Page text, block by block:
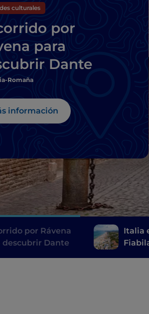
culturales
por
para
Dante
Romaña
información
por Rávena
descubrir Dante
Italia